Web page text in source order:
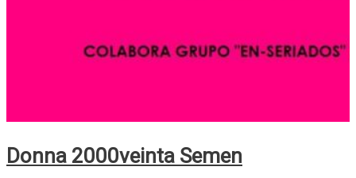
Donna 2000veinta Semen